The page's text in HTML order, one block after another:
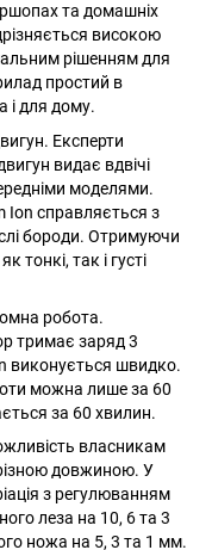
та домашніх
високою
рішенням для
простий в
і для дому.
Експерти
видає вдвічі
моделями.
Ion справляється з
бороди. Отримуючи
тонкі, так і густі
робота.
тримає заряд 3
виконується швидко.
можна лише за 60
за 60 хвилин.
власникам
довжиною. У
з регулюванням
леза на 10, 6 та 3
ножа на 5, 3 та 1 мм.